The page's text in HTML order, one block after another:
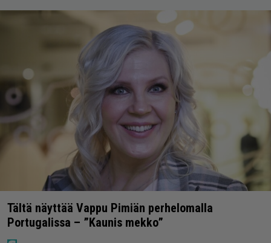
Tältä näyttää Vappu Pimiän perhelomalla
Portugalissa – ”Kaunis mekko”